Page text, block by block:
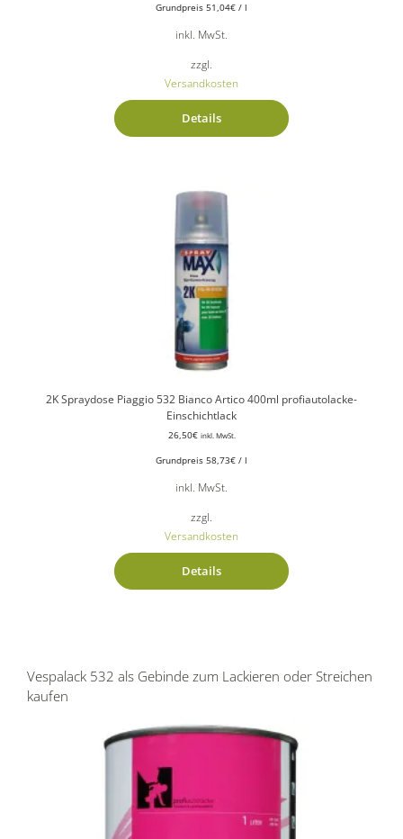
Grundpreis 51,04€ / l
inkl. MwSt.
zzgl.
Versandkosten
Details
2K Spraydose Piaggio 532 Bianco Artico 400ml profiautolacke-
Einschichtlack
26,50€ inkl. MwSt.
Grundpreis 58,73€ / l
inkl. MwSt.
zzgl.
Versandkosten
Details
Vespalack 532 als Gebinde zum Lackieren oder Streichen
kaufen